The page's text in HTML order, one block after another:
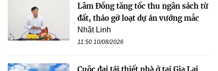
Lâm Đồng tăng tốc thu ngân sách từ
đất, tháo gỡ loạt dự án vướng mắc
Nhật Linh
11:50 10/08/2026